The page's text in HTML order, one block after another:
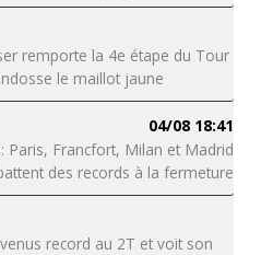
remporte la 4e étape du Tour
le maillot jaune
04/08 18:41
Paris, Francfort, Milan et Madrid
des records à la fermeture
record au 2T et voit son